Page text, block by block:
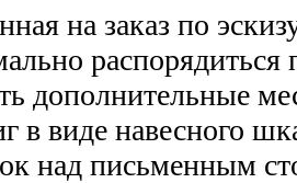
на заказ по
распорядиться
дополнительные
в виде навесного
над письменным